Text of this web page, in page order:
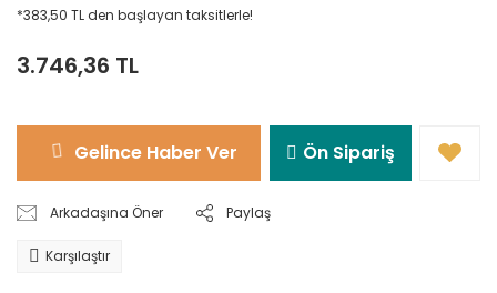
*383,50 TL den başlayan taksitlerle!
3.746,36 TL
Gelince Haber Ver Ön Sipariş
Arkadaşına Öner Paylaş
Karşılaştır